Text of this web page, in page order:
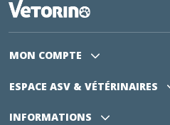
MON COMPTE
ESPACE ASV & VÉTÉRINAIRES
INFORMATIONS